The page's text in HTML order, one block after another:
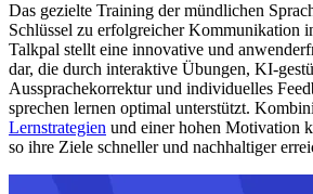
Das gezielte Training der mündlichen
Schlüssel zu erfolgreicher Kommunikation
Talkpal stellt eine innovative und
dar, die durch interaktive Übungen, KI-
Aussprachekorrektur und individuelles
sprechen lernen optimal unterstützt.
Lernstrategien und einer hohen Motivation
so ihre Ziele schneller und nachhaltiger